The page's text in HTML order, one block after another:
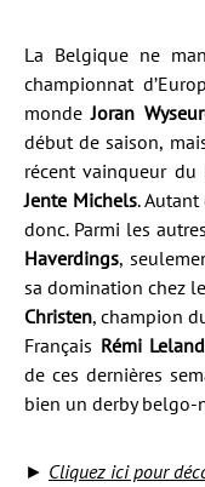
La Belgique ne
championnat
monde Joran
début de saison,
récent vainqueur du
Jente Michels.
donc. Parmi les
Haverdings,
sa domination chez
Christen, champion
Français Rémi
de ces dernières
bien un derby
► Cliquez ici pour